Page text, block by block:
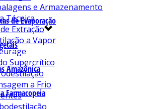
de Evaporação
Amazônica
Farmacopeia
e Armazenamento
Técnica
Extração
a Vapor
Supercrítico
a Frio